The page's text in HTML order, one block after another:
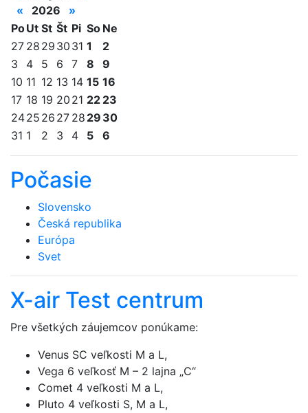
«
2026
»
PoUt St Št Pi So Ne
27 28 29 30 31 1
2
3
4 5 6 7 8
9
10 11 12 13 14 15 16
17 18 19 20 21 22 23
2425 26 27 28 29 30
31 1 2 3 4 5 6
Počasie
Slovensko
Česká republika
Európa
Svet
X-air Test centrum
Pre všetkých záujemcov ponúkame:
Venus SC veľkosti M a L,
Vega 6 veľkosť M – 2 lajna „C“
Comet 4 veľkosti M a L,
Pluto 4 veľkosti S, M a L,